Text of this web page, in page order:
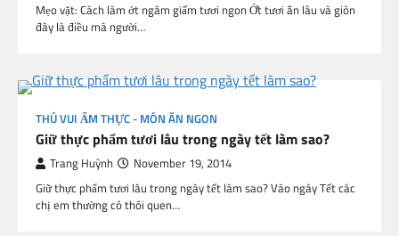
Mẹo vặt: Cách làm ớt ngâm giấm tươi ngon Ớt tươi ăn lâu và giòn
đây là điều mà người…
THÚ VUI ẨM THỰC - MÓN ĂN NGON
Giữ thực phẩm tươi lâu trong ngày tết làm sao?
Trang Huỳnh November 19, 2014
Giữ thực phẩm tươi lâu trong ngày tết làm sao? Vào ngày Tết các
chị em thường có thói quen…